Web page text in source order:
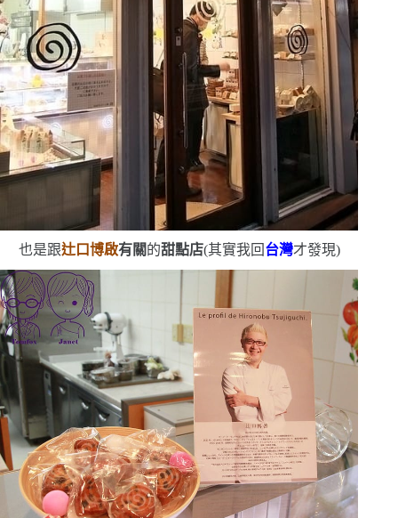
也是跟辻口博啟有關的甜點店(其實我回 台灣才發現)